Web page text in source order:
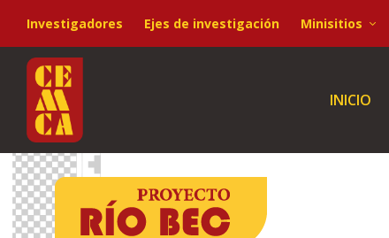
Investigadores Ejes de investigación Minisitios
INICIO